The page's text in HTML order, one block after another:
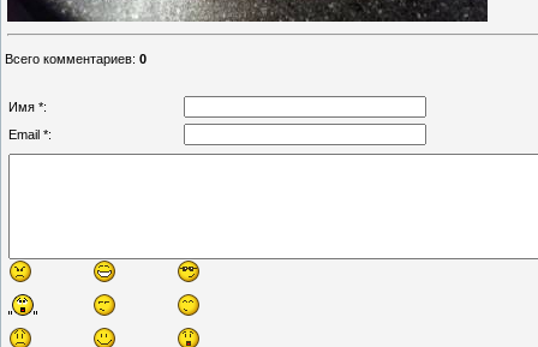
Всего комментариев: 0
Имя *:
Email *: